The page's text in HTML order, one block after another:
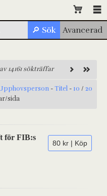
14161 sökträffar
-Titel - 10 / 20
sida
80 kr | Köp
för FIB:s